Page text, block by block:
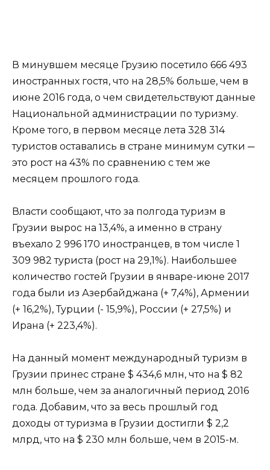
В минувшем месяце Грузию посетило 666 493
иностранных гостя, что на 28,5% больше, чем в
июне 2016 года, о чем свидетельствуют данные
Национальной администрации по туризму.
Кроме того, в первом месяце лета 328 314
туристов оставались в стране минимум сутки ─
это рост на 43% по сравнению с тем же
месяцем прошлого года.
Власти сообщают, что за полгода туризм в
Грузии вырос на 13,4%, а именно в страну
въехало 2 996 170 иностранцев, в том числе 1
309 982 туриста (рост на 29,1%). Наибольшее
количество гостей Грузии в январе-июне 2017
года были из Азербайджана (+ 7,4%), Армении
(+ 16,2%), Турции (- 15,9%), России (+ 27,5%) и
Ирана (+ 223,4%).
На данный момент международный туризм в
Грузии принес стране $ 434,6 млн, что на $ 82
млн больше, чем за аналогичный период 2016
года. Добавим, что за весь прошлый год
доходы от туризма в Грузии достигли $ 2,2
млрд, что на $ 230 млн больше, чем в 2015-м.